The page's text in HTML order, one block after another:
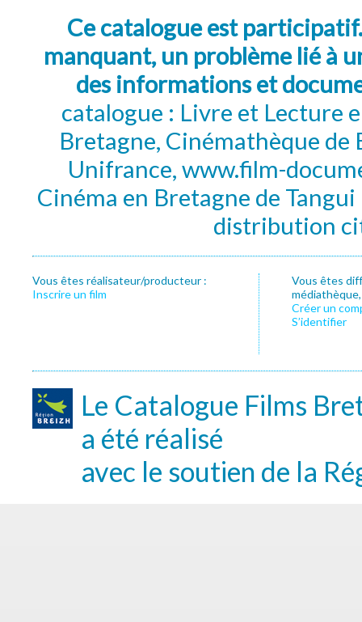
Ce catalogue est
manquant, un problème lié à
des informations et
catalogue : Livre et Lecture
Bretagne, Cinémathèque de
Unifrance, www.film-
Cinéma en Bretagne de
distribution
Vous êtes réalisateur/producteur :
Inscrire un film
Vous êtes
Créer un
S’identifier
Le Catalogue Films
a été réalisé
avec le soutien de la